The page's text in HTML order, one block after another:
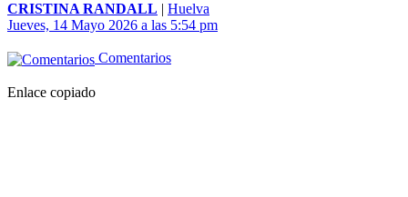
CRISTINA RANDALL | Huelva
Jueves, 14 Mayo 2026 a las 5:54 pm
Comentarios
Enlace copiado